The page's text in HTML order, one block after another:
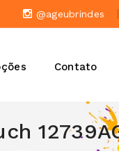
@ageubrindes
Contato